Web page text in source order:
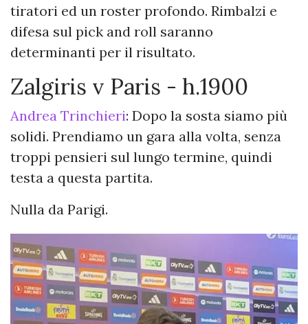
tiratori ed un roster profondo. Rimbalzi e
difesa sul pick and roll saranno
determinanti per il risultato.
Zalgiris v Paris - h.1900
Andrea Trinchieri: Dopo la sosta siamo più
solidi. Prendiamo un gara alla volta, senza
troppi pensieri sul lungo termine, quindi
testa a questa partita.
Nulla da Parigi.